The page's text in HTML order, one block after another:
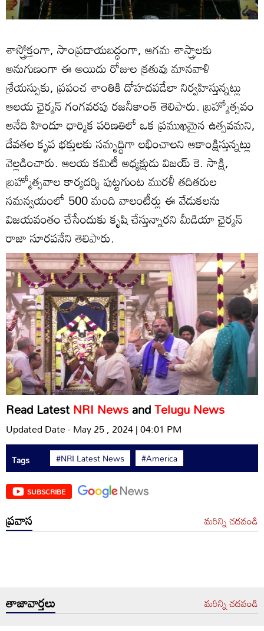
శాస్త్రోక్తంగా, సాంప్రదాయబద్ధంగా, ఆగమ శాస్త్రాలకు
అనుగుణంగా ఈ అయిదు రోజుల క్రతువు మానవాళి
శ్రేయస్సుకు, ప్రపంచ శాంతికి దోహదపడేలా నిర్వహిస్తున్నట్లు
ఆలయ ఛైర్మన్ గంగవరపు రజనీకాంత్ తెలిపారు. బ్రహ్మోత్సవం
అనేది హిందూ ధార్మిక పరిణతిలో ఒక ప్రముఖమైన ఉత్సవమని,
దేవతల కృప భక్తులకు సమృద్ధిగా లభించాలని ఆకాంక్షిస్తున్నట్లు
వెల్లడించారు. ఆలయ కమిటీ అధ్యక్షుడు విజయ్ కె. సాక్షి,
బ్రహ్మోత్సవాల కార్యదర్శి పుట్టగుంట మురళీ తదితరుల
సమన్వయంలో 500 మంది వాలంటీర్లు ఈ వేడుకలను
విజయవంతం చేసేందుకు కృషి చేస్తున్నారని మీడియా ఛైర్మన్
రాజా సూరపనేని తెలిపారు.
Read LatestNRI NewsandTelugu News
Updated Date - May 25 , 2024 | 04:01 PM
Tags #NRI Latest News #America
SUBSCRIBE
ప్రవాస మరిన్ని చదవండి
తాజావార్తలు మరిన్ని చదవండి